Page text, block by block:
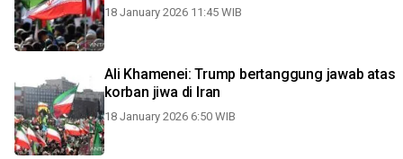
18 January 2026 11:45 WIB
Ali Khamenei: Trump bertanggung jawab atas
korban jiwa di Iran
18 January 2026 6:50 WIB